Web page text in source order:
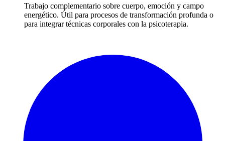
Trabajo complementario sobre cuerpo, emoción y campo
energético. Útil para procesos de transformación profunda o
para integrar técnicas corporales con la psicoterapia.